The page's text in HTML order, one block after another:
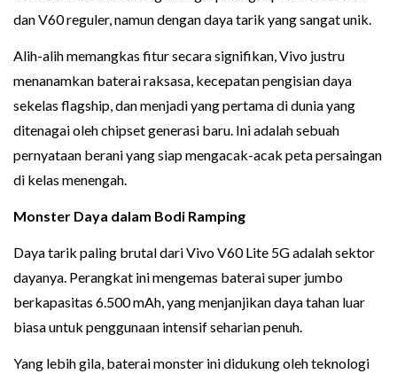
dan V60 reguler, namun dengan daya tarik yang sangat unik.
Alih-alih memangkas fitur secara signifikan, Vivo justru
menanamkan baterai raksasa, kecepatan pengisian daya
sekelas flagship, dan menjadi yang pertama di dunia yang
ditenagai oleh chipset generasi baru. Ini adalah sebuah
pernyataan berani yang siap mengacak-acak peta persaingan
di kelas menengah.
Monster Daya dalam Bodi Ramping
Daya tarik paling brutal dari Vivo V60 Lite 5G adalah sektor
dayanya. Perangkat ini mengemas baterai super jumbo
berkapasitas 6.500 mAh, yang menjanjikan daya tahan luar
biasa untuk penggunaan intensif seharian penuh.
Yang lebih gila, baterai monster ini didukung oleh teknologi